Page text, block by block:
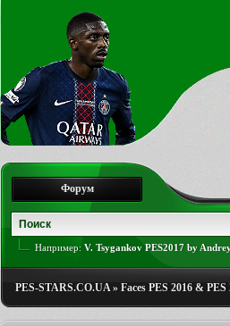
Форум
Например: V. Tsygankov PES2017 by
PES-STARS.CO.UA» Faces PES 2016 & PES